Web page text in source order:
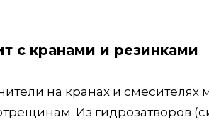
с кранами и резинками
на кранах и смесителях
Из гидрозатворов